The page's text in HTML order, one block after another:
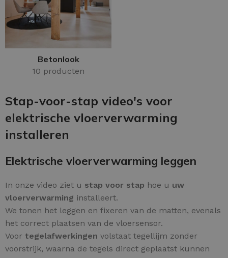
Betonlook
10 producten
Stap-voor-stap video's voor
elektrische vloerverwarming
installeren
Elektrische vloerverwarming leggen
In onze video ziet u stap voor stap hoe u uw
vloerverwarming installeert.
We tonen het leggen en fixeren van de matten, evenals
het correct plaatsen van de vloersensor.
Voor tegelafwerkingen volstaat tegellijm zonder
voorstrijk, waarna de tegels direct geplaatst kunnen